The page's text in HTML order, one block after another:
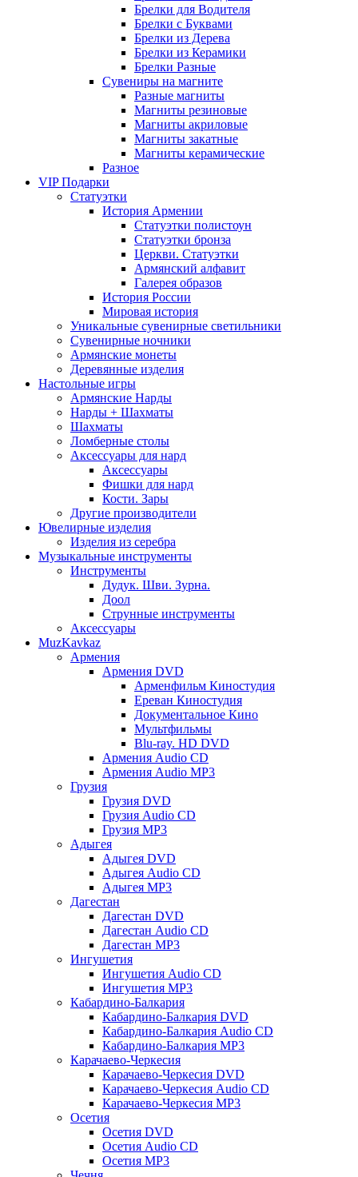
Брелки для Водителя
Брелки с Буквами
Брелки из Дерева
Брелки из Керамики
Брелки Разные
Сувениры на магните
Разные магниты
Магниты резиновые
Магниты акриловые
Магниты закатные
Магниты керамические
Разное
VIP Подарки
Статуэтки
История Армении
Статуэтки полистоун
Статуэтки бронза
Церкви. Статуэтки
Армянский алфавит
Галерея образов
История России
Мировая история
Уникальные сувенирные светильники
Сувенирные ночники
Армянские монеты
Деревянные изделия
Настольные игры
Армянские Нарды
Нарды + Шахматы
Шахматы
Ломберные столы
Аксессуары для нард
Аксессуары
Фишки для нард
Кости. Зары
Другие производители
Ювелирные изделия
Изделия из серебра
Музыкальные инструменты
Инструменты
Дудук. Шви. Зурна.
Доол
Струнные инструменты
Аксессуары
MuzKavkaz
Армения
Армения DVD
Арменфильм Киностудия
Ереван Киностудия
Документальное Кино
Мультфильмы
Blu-ray. HD DVD
Армения Audio CD
Армения Audio MP3
Грузия
Грузия DVD
Грузия Audio CD
Грузия MP3
Адыгея
Адыгея DVD
Адыгея Audio CD
Адыгея MP3
Дагестан
Дагестан DVD
Дагестан Audio CD
Дагестан MP3
Ингушетия
Ингушетия Audio CD
Ингушетия MP3
Кабардино-Балкария
Кабардино-Балкария DVD
Кабардино-Балкария Audio CD
Кабардино-Балкария MP3
Карачаево-Черкесия
Карачаево-Черкесия DVD
Карачаево-Черкесия Audio CD
Карачаево-Черкесия MP3
Осетия
Осетия DVD
Осетия Audio CD
Осетия MP3